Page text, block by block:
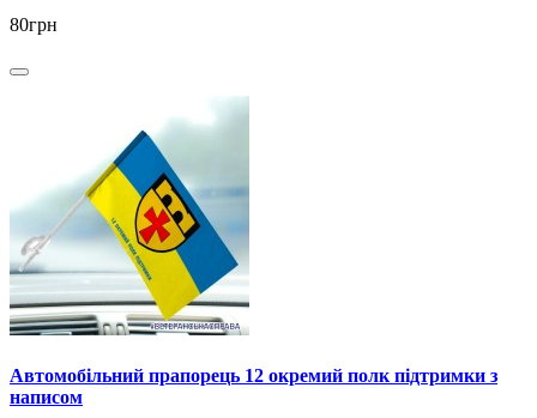
80грн
Автомобільний прапорець 12 окремий полк підтримки з
написом